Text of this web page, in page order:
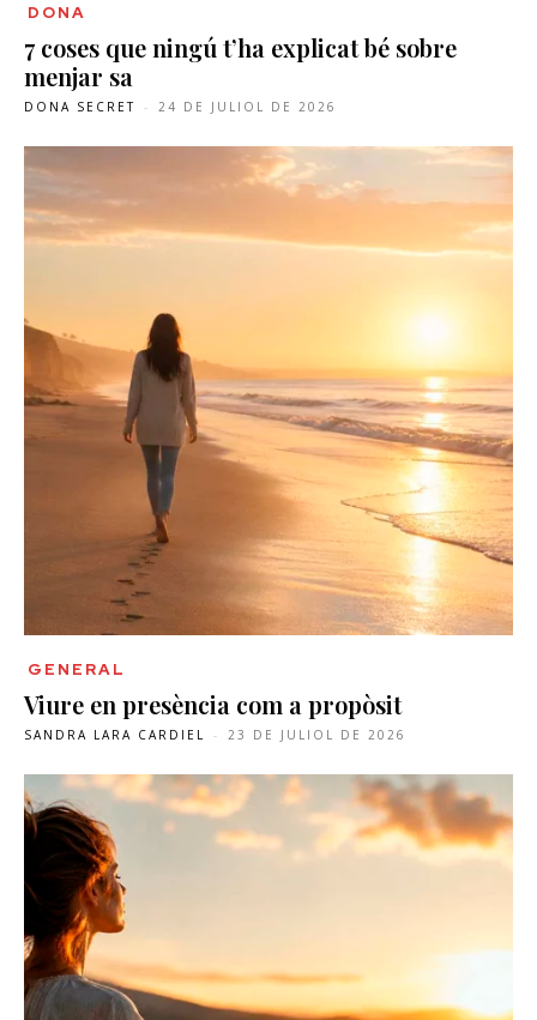
DONA
7 coses que ningú t’ha explicat bé sobre
menjar sa
DONA SECRET - 24 DE JULIOL DE 2026
GENERAL
Viure en presència com a propòsit
SANDRA LARA CARDIEL - 23 DE JULIOL DE 2026